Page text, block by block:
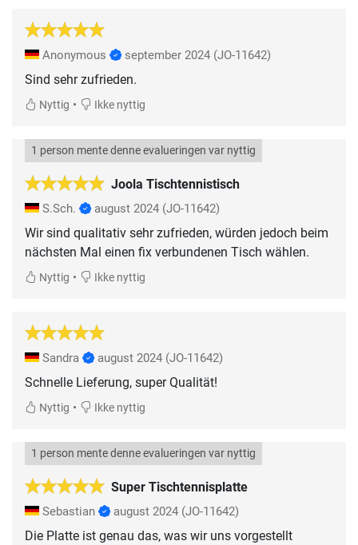
Anonymous september 2024 (JO-11642)
Sind sehr zufrieden.
Nyttig • Ikke nyttig
Joola Tischtennistisch
1 person mente denne evalueringen var nyttig
S.Sch. august 2024 (JO-11642)
Wir sind qualitativ sehr zufrieden, würden jedoch beim
nächsten Mal einen fix verbundenen Tisch wählen.
Nyttig • Ikke nyttig
Sandra august 2024 (JO-11642)
Schnelle Lieferung, super Qualität!
Nyttig • Ikke nyttig
Super Tischtennisplatte
1 person mente denne evalueringen var nyttig
Sebastian august 2024 (JO-11642)
Die Platte ist genau das, was wir uns vorgestellt